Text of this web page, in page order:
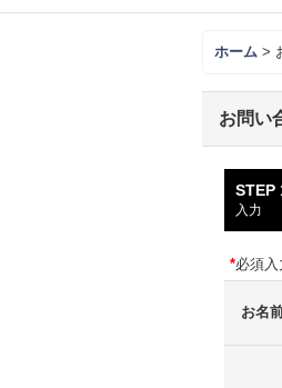
ホーム >
お問い
STEP
入力
*必須入
お名